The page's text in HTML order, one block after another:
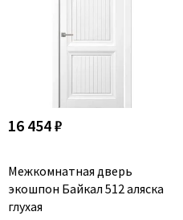
16 454 ₽
Межкомнатная дверь
экошпон Байкал 512 аляска
глухая